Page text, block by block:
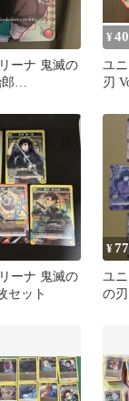
ーナ 鬼滅の
¥
ユ
刃
ーナ 鬼滅の
セット
¥
ユ
の